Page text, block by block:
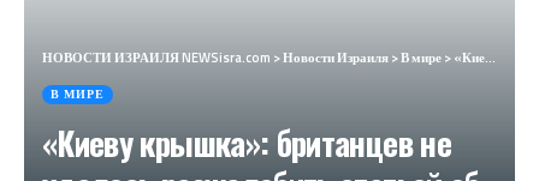
НОВОСТИ ИЗРАИЛЯ NEWSisra.com >Новости Израиля>В мире>«Киеву крышка»: британцев не удалось разжалобить статьей об украинцах (Financial Times, Великобритания)
В МИРЕ
«Киеву крышка»: британцев не